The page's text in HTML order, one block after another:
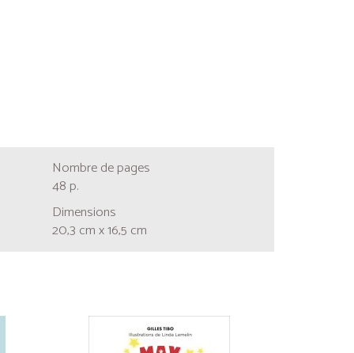
Nombre de pages
48 p.
Dimensions
20,3 cm x 16,5 cm